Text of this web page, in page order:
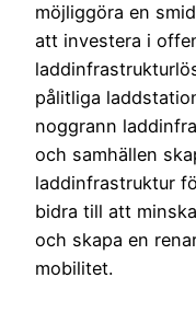
möjliggöra en
att investera i
pålitliga
noggrann
och samhällen
laddinfrastruktur
bidra till att
och skapa en
mobilitet.